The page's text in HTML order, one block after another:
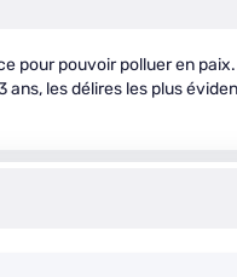
pour pouvoir polluer en paix.
ans, les délires les plus